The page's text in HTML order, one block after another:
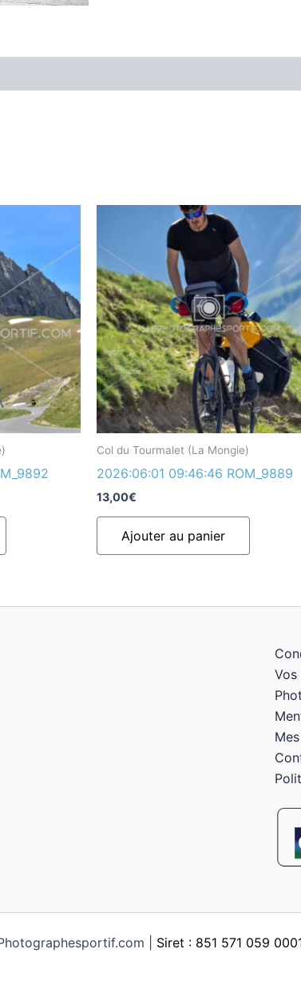
Col du Tourmalet (La Mongie)
2026:06:01 09:46:46 ROM_9889
13,00€
Ajouter au panier
| Siret : 851 571 059